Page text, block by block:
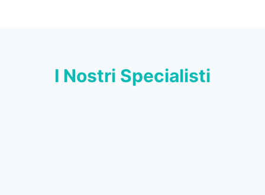
I Nostri Specialisti